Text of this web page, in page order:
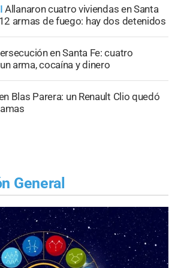
Allanaron cuatro viviendas en Santa
armas de fuego: hay dos detenidos
en Santa Fe: cuatro
arma, cocaína y dinero
Blas Parera: un Renault Clio quedó
General